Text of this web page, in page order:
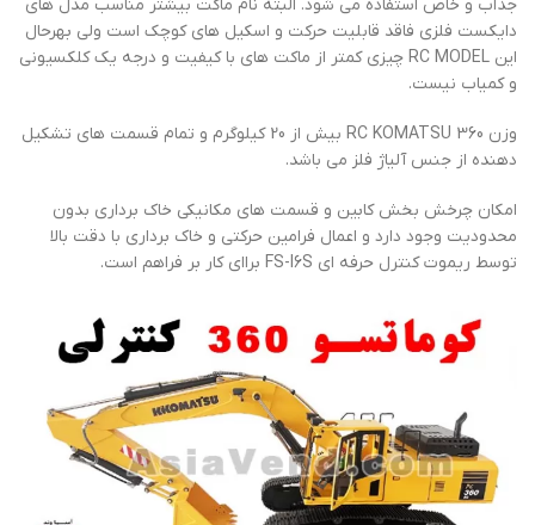
جذاب و خاص استفاده می شود. البته نام ماکت بیشتر مناسب مدل های
دایکست فلزی فاقد قابلیت حرکت و اسکیل های کوچک است ولی بهرحال
این RC MODEL چیزی کمتر از ماکت های با کیفیت و درجه یک کلکسیونی
و کمیاب نیست.
وزن RC KOMATSU 360 بیش از 20 کیلوگرم و تمام قسمت های تشکیل
دهنده از جنس آلیاژ فلز می باشد.
امکان چرخش بخش کابین و قسمت های مکانیکی خاک برداری بدون
محدودیت وجود دارد و اعمال فرامین حرکتی و خاک برداری با دقت بالا
توسط ریموت کنترل حرفه ای FS-I6S براای کار بر فراهم است.